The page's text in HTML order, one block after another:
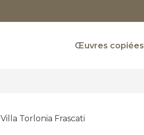
Œuvres copiées
Villa Torlonia Frascati